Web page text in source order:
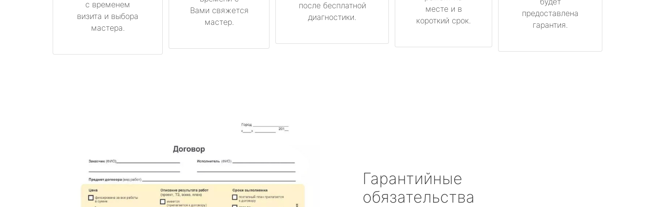
с временем
визита и выбора
мастера.
Вами свяжется
мастер.
после бесплатной
диагностики.
месте и в
короткий срок.
предоставлена
гарантия.
Гарантийные
обязательства